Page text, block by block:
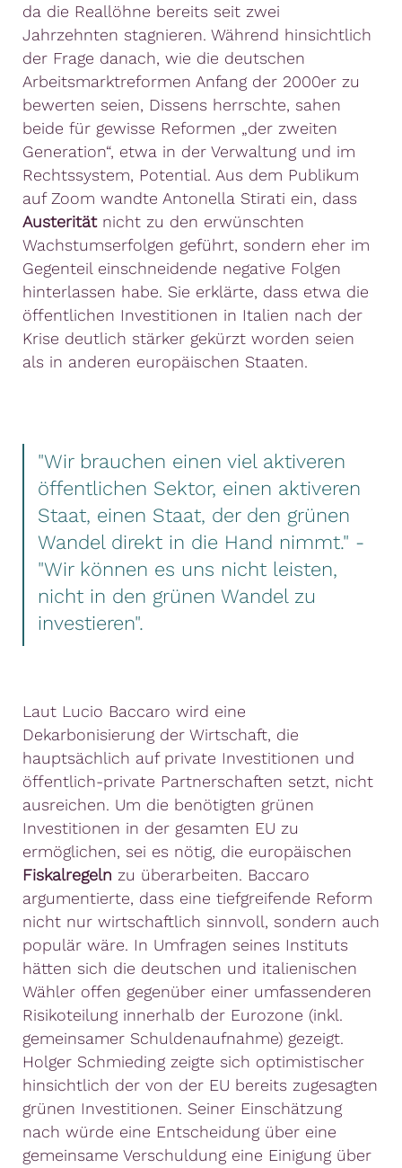
da die Reallöhne bereits seit zwei
Jahrzehnten stagnieren. Während hinsichtlich
der Frage danach, wie die deutschen
Arbeitsmarktreformen Anfang der 2000er zu
bewerten seien, Dissens herrschte, sahen
beide für gewisse Reformen „der zweiten
Generation“, etwa in der Verwaltung und im
Rechtssystem, Potential. Aus dem Publikum
auf Zoom wandte Antonella Stirati ein, dass
Austeritätnicht zu den erwünschten
Wachstumserfolgen geführt, sondern eher im
Gegenteil einschneidende negative Folgen
hinterlassen habe. Sie erklärte, dass etwa die
öffentlichen Investitionen in Italien nach der
Krise deutlich stärker gekürzt worden seien
als in anderen europäischen Staaten.
"Wir brauchen einen viel aktiveren
öffentlichen Sektor, einen aktiveren
Staat, einen Staat, der den grünen
Wandel direkt in die Hand nimmt." -
"Wir können es uns nicht leisten,
nicht in den grünen Wandel zu
investieren".
Laut Lucio Baccaro wird eine
Dekarbonisierung der Wirtschaft, die
hauptsächlich auf private Investitionen und
öffentlich-private Partnerschaften setzt, nicht
ausreichen. Um die benötigten grünen
Investitionen in der gesamten EU zu
ermöglichen, sei es nötig, die europäischen
Fiskalregeln zu überarbeiten. Baccaro
argumentierte, dass eine tiefgreifende Reform
nicht nur wirtschaftlich sinnvoll, sondern auch
populär wäre. In Umfragen seines Instituts
hätten sich die deutschen und italienischen
Wähler offen gegenüber einer umfassenderen
Risikoteilung innerhalb der Eurozone (inkl.
gemeinsamer Schuldenaufnahme) gezeigt.
Holger Schmieding zeigte sich optimistischer
hinsichtlich der von der EU bereits zugesagten
grünen Investitionen. Seiner Einschätzung
nach würde eine Entscheidung über eine
gemeinsame Verschuldung eine Einigung über